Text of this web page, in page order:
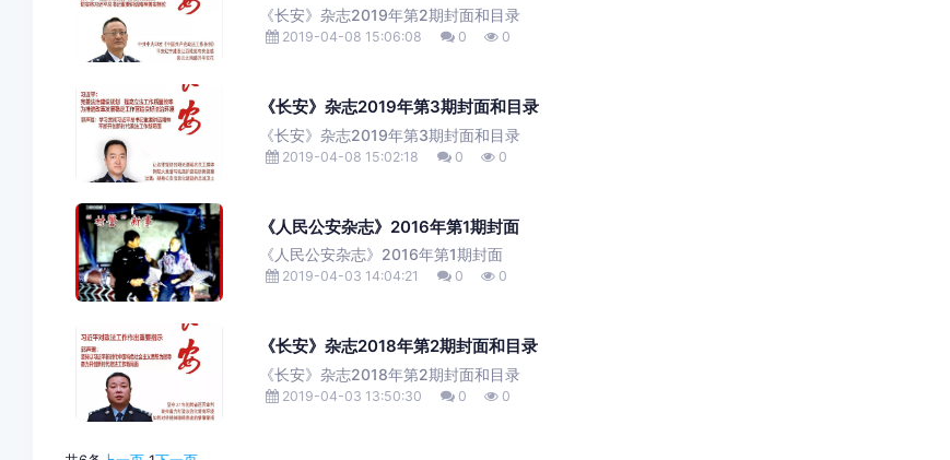
《长安》杂志2019年第2期封面和目录
2019-04-08 15:06:08 0 0
《长安》杂志2019年第3期封面和目录
《长安》杂志2019年第3期封面和目录
2019-04-08 15:02:18 0 0
《人民公安杂志》2016年第1期封面
《人民公安杂志》2016年第1期封面
2019-04-03 14:04:21 0 0
《长安》杂志2018年第2期封面和目录
《长安》杂志2018年第2期封面和目录
2019-04-03 13:50:30 0 0